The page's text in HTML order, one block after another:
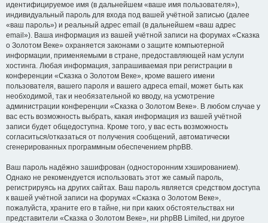
идентифицируемое имя (в дальнейшем «ваше имя пользователя»),
индивидуальный пароль для входа под вашей учётной записью (далее
«ваш пароль») и реальный адрес email (в дальнейшем «ваш адрес
email»). Ваша информация из вашей учётной записи на форумах «Сказка
о Золотом Веке» охраняется законами о защите компьютерной
информации, применяемыми в стране, предоставляющей нам услуги
хостинга. Любая информация, запрашиваемая при регистрации в
конференции «Сказка о Золотом Веке», кроме вашего имени
пользователя, вашего пароля и вашего адреса email, может быть как
необходимой, так и необязательной ко вводу, на усмотрение
администрации конференции «Сказка о Золотом Веке». В любом случае у
вас есть возможность выбрать, какая информация из вашей учётной
записи будет общедоступна. Кроме того, у вас есть возможность
согласиться/отказаться от получения сообщений, автоматически
сгенерированных программным обеспечением phpBB.
Ваш пароль надёжно зашифрован (односторонним хэшированием).
Однако не рекомендуется использовать этот же самый пароль,
регистрируясь на других сайтах. Ваш пароль является средством доступа
к вашей учётной записи на форумах «Сказка о Золотом Веке»,
пожалуйста, храните его в тайне, ни при каких обстоятельствах ни
представители «Сказка о Золотом Веке», ни phpBB Limited, ни другое